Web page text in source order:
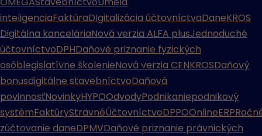
inteligenciaFaktúraDIgitalizácia účtovníctvaDaneKROS
Digitálna kanceláriaNová verzia ALFA plusJednoduché
účtovníctvoDPHDaňové priznanie fyzických
osôblegislatívne školenieNová verzia CENKROSDaňový
bonusdigitálne stavebníctvoDaňová
povinnosťNovinkyHYPOOdvodyPodnikaniepodnikový
systémFaktúryStravnéÚčtovníctvoDPPOOnlineERP
zúčtovanie daneDPMVDaňové priznanie právnických